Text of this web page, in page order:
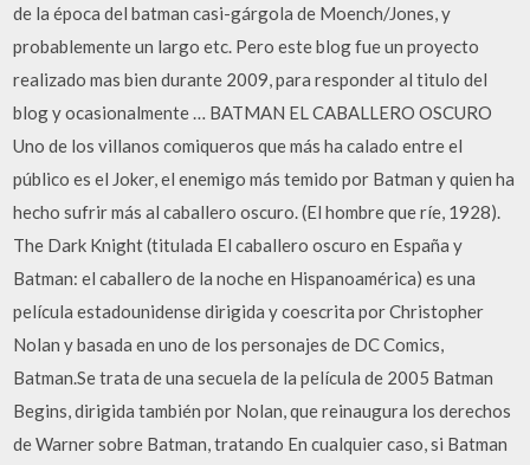
de la época del batman casi-gárgola de Moench/Jones, y
probablemente un largo etc. Pero este blog fue un proyecto
realizado mas bien durante 2009, para responder al titulo del
blog y ocasionalmente … BATMAN EL CABALLERO OSCURO
Uno de los villanos comiqueros que más ha calado entre el
público es el Joker, el enemigo más temido por Batman y quien ha
hecho sufrir más al caballero oscuro. (El hombre que ríe, 1928).
The Dark Knight (titulada El caballero oscuro en España y
Batman: el caballero de la noche en Hispanoamérica) es una
película estadounidense dirigida y coescrita por Christopher
Nolan y basada en uno de los personajes de DC Comics,
Batman.Se trata de una secuela de la película de 2005 Batman
Begins, dirigida también por Nolan, que reinaugura los derechos
de Warner sobre Batman, tratando En cualquier caso, si Batman